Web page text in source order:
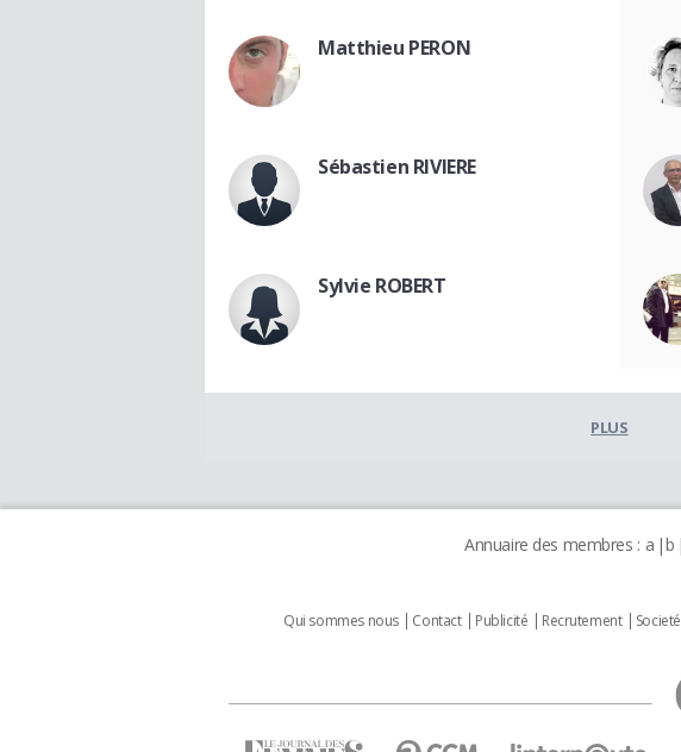
Matthieu PERON
Sébastien RIVIERE
Sylvie ROBERT
PLUS
Annuaire des membres : a b
Qui sommes nous Contact Publicité Recrutement Societé